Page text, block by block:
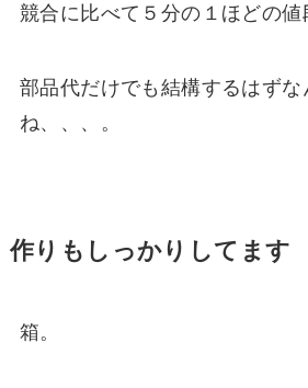
競合に比べて５分の１ほどの値
部品代だけでも結構するはずな
ね、、、。
作りもしっかりしてます
箱。